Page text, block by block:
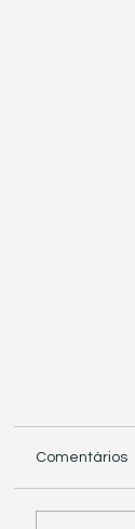
Comentários